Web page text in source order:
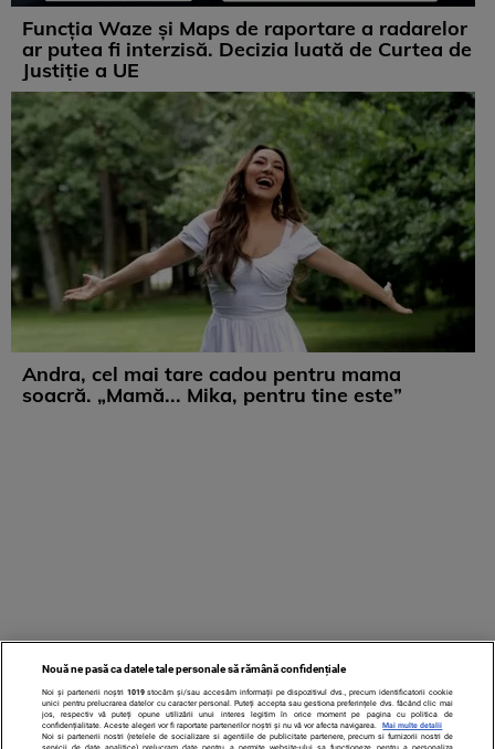
Funcția Waze și Maps de raportare a radarelor
ar putea fi interzisă. Decizia luată de Curtea de
Justiție a UE
Andra, cel mai tare cadou pentru mama
soacră. „Mamă... Mika, pentru tine este”
Nouă ne pasă ca datele tale personale să rămână confidențiale
Noi și partenerii noștri 1019stocăm și/sau accesăm informații pe dispozitivul dvs., precum identificatorii cookie
unici pentru prelucrarea datelor cu caracter personal. Puteți accepta sau gestiona preferințele dvs. făcând clic mai
jos, respectiv vă puteți opune utilizării unui interes legitim în orice moment pe pagina cu politica de
confidențialitate. Aceste alegeri vor fi raportate partenerilor noștri și nu vă vor afecta navigarea.
Mai multe detalii
Noi si partenerii nostri (retelele de socializare si agentiile de publicitate partenere, precum si furnizorii nostri de
servicii de date analitice) prelucram date pentru a permite website-ului sa functioneze, pentru a personaliza